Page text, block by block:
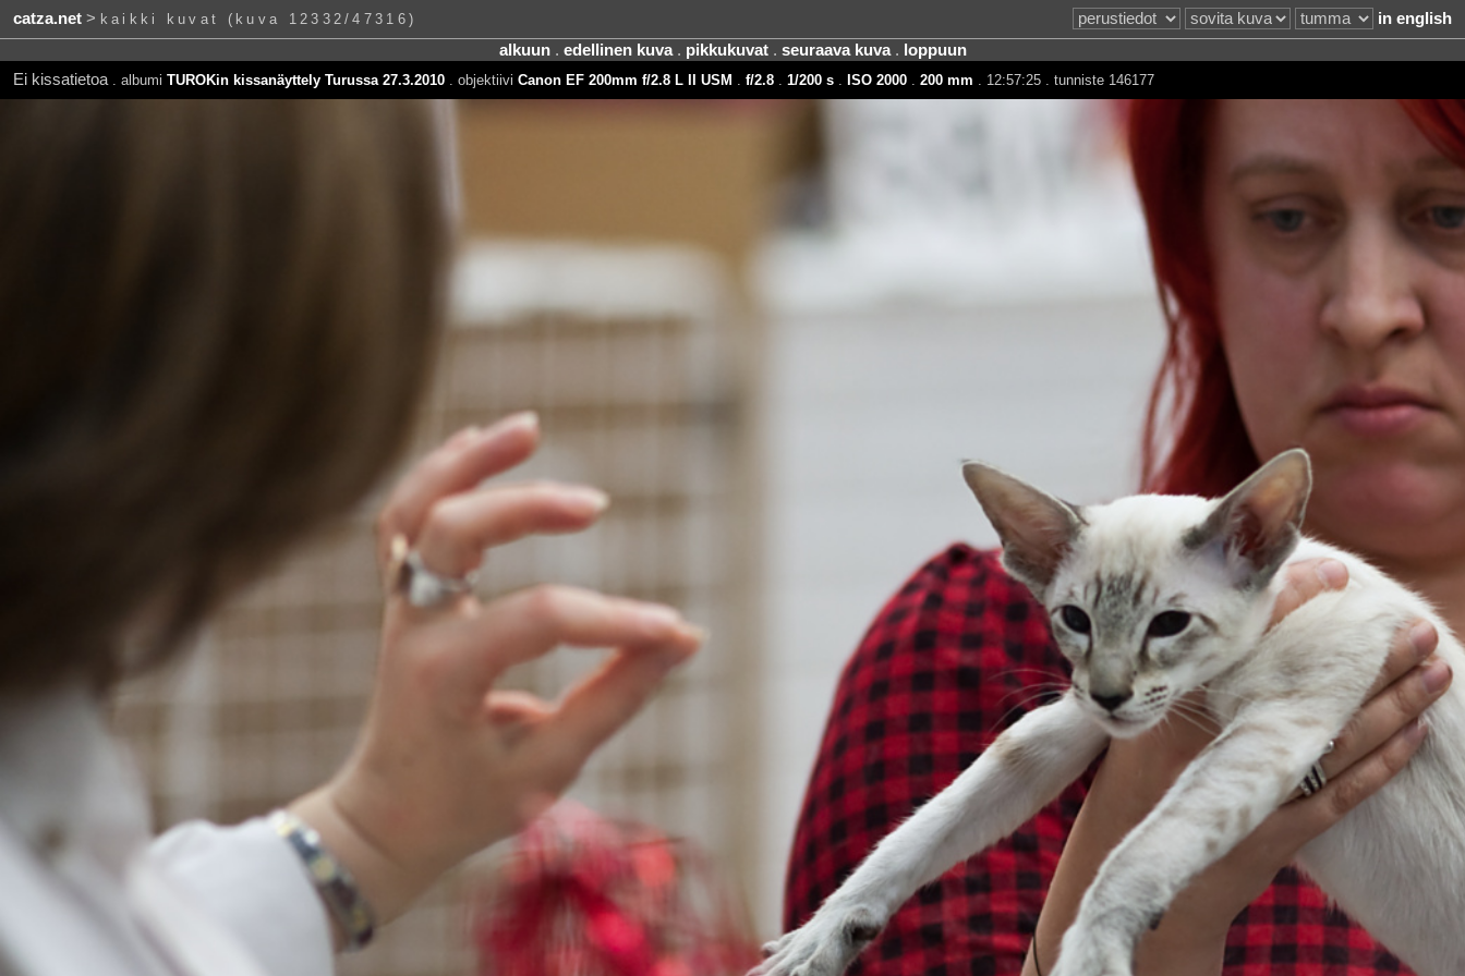
catza.net> kaikki kuvat (kuva 12332/47316)
in english
alkuun. edellinen kuva. pikkukuvat. seuraava kuva. loppuun
Ei kissatietoa
. albumi TUROKin kissanäyttely Turussa 27.3.2010. objektiivi Canon EF 200mm f/2.8 L II USM f/2.8. 1/200 s. ISO 2000. 200 mm . 12:57:25 . tunniste 146177